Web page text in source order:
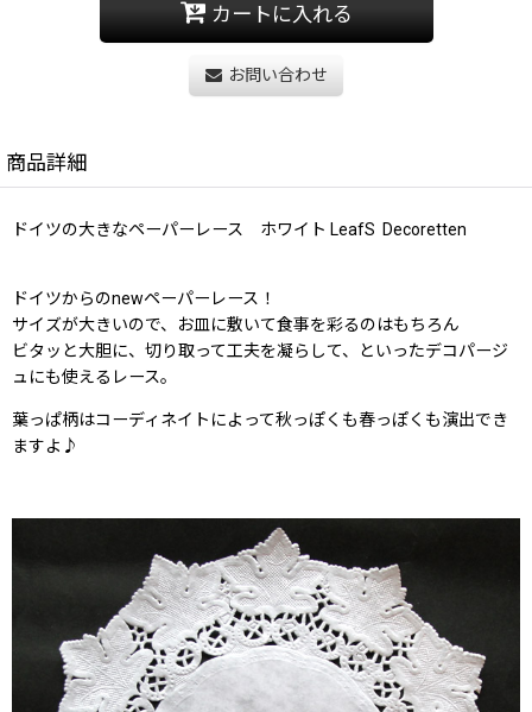
カートに入れる
お問い合わせ
商品詳細
ドイツの大きなペーパーレース ホワイト LeafS Decoretten
ドイツからのnewペーパーレース！
サイズが大きいので、お皿に敷いて食事を彩るのはもちろん
ビタッと大胆に、切り取って工夫を凝らして、といったデコパージ
ュにも使えるレース。
葉っぱ柄はコーディネイトによって秋っぽくも春っぽくも演出でき
ますよ♪